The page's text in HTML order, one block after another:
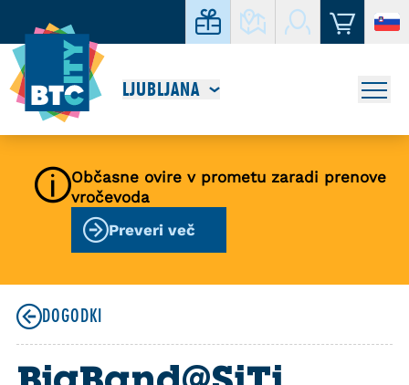
LJUBLJANA
Občasne ovire v prometu zaradi prenove
vročevoda
Preveri več
DOGODKI